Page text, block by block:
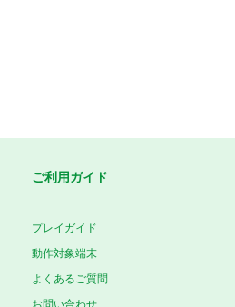
ご利用ガイド
プレイガイド
動作対象端末
よくあるご質問
お問い合わせ